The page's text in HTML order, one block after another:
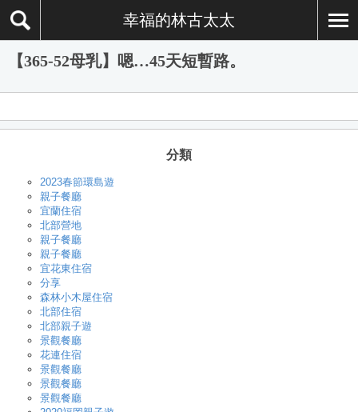
幸福的林古太太
【365-52母乳】嗯…45天短暫路。
分類
2023春節環島遊
親子餐廳
宜蘭住宿
北部營地
親子餐廳
親子餐廳
宜花東住宿
分享
森林小木屋住宿
北部住宿
北部親子遊
景觀餐廳
花連住宿
景觀餐廳
景觀餐廳
景觀餐廳